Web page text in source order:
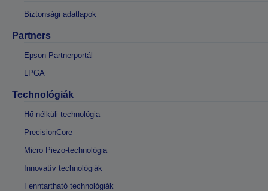
Biztonsági adatlapok
Partners
Epson Partnerportál
LPGA
Technológiák
Hő nélküli technológia
PrecisionCore
Micro Piezo-technológia
Innovatív technológiák
Fenntartható technológiák